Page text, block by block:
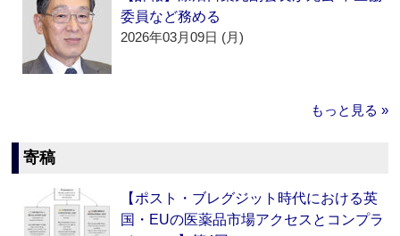
委員など務める
2026年03月09日 (月)
もっと見る »
寄稿
【ポスト・ブレグジット時代における英
国・EUの医薬品市場アクセスとコンプラ